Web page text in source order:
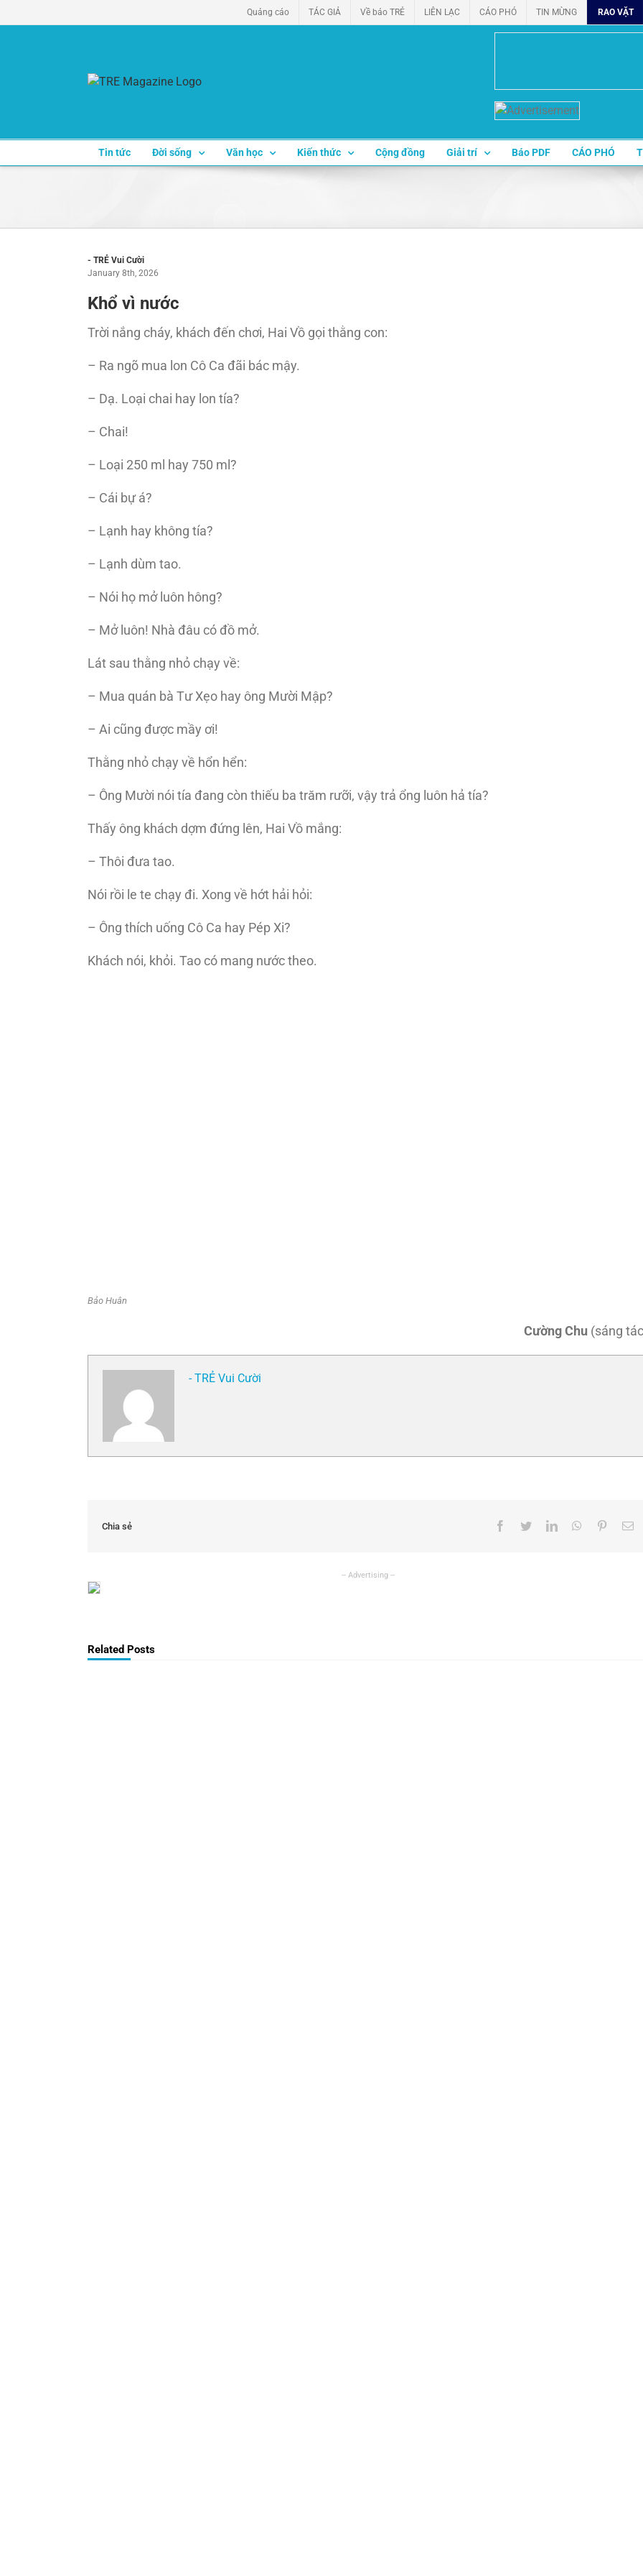
to
Quảng cáo TÁC GIẢ Về báo TRẺ LIÊN LẠC CÁO PHÓ TIN MỪNG RAO VẶT
Tin tức Đời sống Văn học Kiến thức Cộng đồng Giải trí Báo PDF CÁO PHÓ
- TRẺ Vui Cười
January 8th, 2026
Khổ vì nước
Trời nắng cháy, khách đến chơi, Hai Vồ gọi thằng con:
– Ra ngõ mua lon Cô Ca đãi bác mậy.
– Dạ. Loại chai hay lon tía?
– Chai!
– Loại 250 ml hay 750 ml?
– Cái bự á?
– Lạnh hay không tía?
– Lạnh dùm tao.
– Nói họ mở luôn hông?
– Mở luôn! Nhà đâu có đồ mở.
Lát sau thằng nhỏ chạy về:
– Mua quán bà Tư Xẹo hay ông Mười Mập?
– Ai cũng được mầy ơi!
Thằng nhỏ chạy về hổn hển:
– Ông Mười nói tía đang còn thiếu ba trăm rưỡi, vậy trả ổng luôn hả tía?
Thấy ông khách dợm đứng lên, Hai Vồ mắng:
– Thôi đưa tao.
Nói rồi le te chạy đi. Xong về hớt hải hỏi:
– Ông thích uống Cô Ca hay Pép Xi?
Khách nói, khỏi. Tao có mang nước theo.
Bảo Huân
Cường Chu (sáng
- TRẺ Vui Cười
Chia sẻ Facebook
TwitterLinkedInWhatsApp
Pinterest
Related Posts